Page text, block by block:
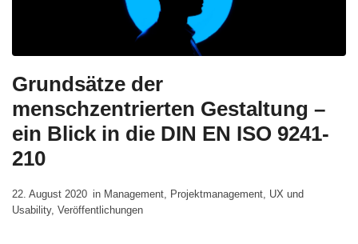
Grundsätze der
menschzentrierten Gestaltung –
ein Blick in die DIN EN ISO 9241-
210
22. August 2020 in Management, Projektmanagement, UX und
Usability, Veröffentlichungen